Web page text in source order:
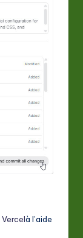
Vercelà l’aide